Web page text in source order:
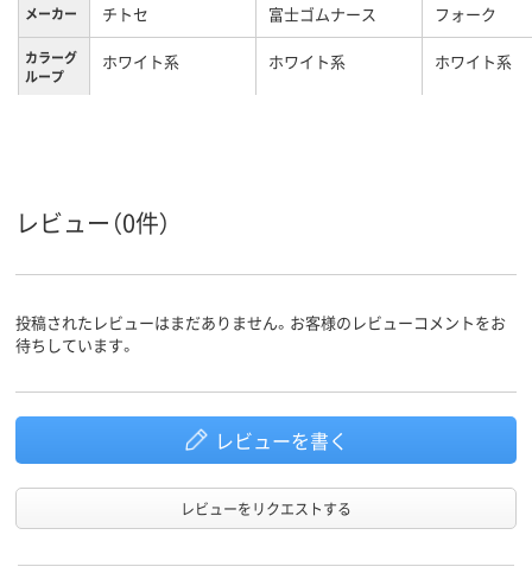
メーカー チトセ 富士ゴムナース フォーク
カラーグ
ループ
ホワイト系 ホワイト系 ホワイト系
レビュー（0件）
投稿されたレビューはまだありません。お客様のレビューコメントをお
待ちしています。
レビューを書く
レビューをリクエストする